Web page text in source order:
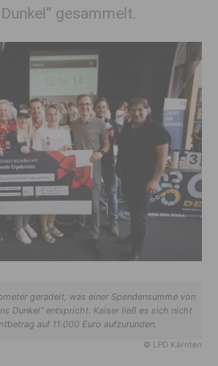
gesammelt.
geradelt, was einer Spendensumme von
Dunkel“ entspricht. Kaiser ließ es sich nicht
auf 11.000 Euro aufzurunden.
© LPD Kärnten